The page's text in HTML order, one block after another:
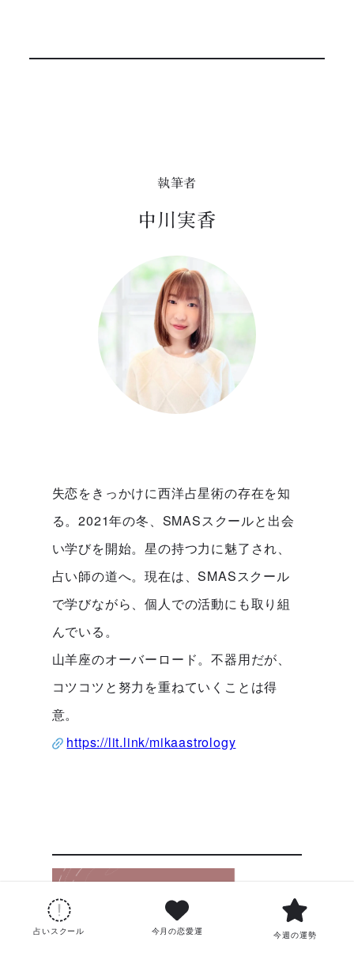
執筆者
中川実香
失恋をきっかけに西洋占星術の存在を知
る。2021年の冬、SMASスクールと出会
い学びを開始。星の持つ力に魅了され、
占い師の道へ。現在は、SMASスクール
で学びながら、個人での活動にも取り組
んでいる。
山羊座のオーバーロード。不器用だが、
コツコツと努力を重ねていくことは得
意。
https://lit.link/mikaastrology
占いスクール 今月の恋愛運 今週の運勢